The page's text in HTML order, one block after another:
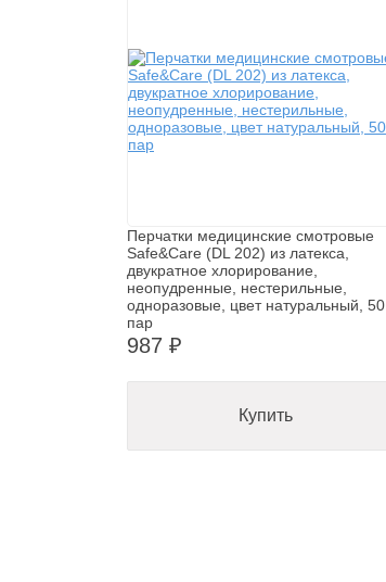
Перчатки медицинские смотровые
Safe&Care (DL 202) из латекса,
двукратное хлорирование,
неопудренные, нестерильные,
одноразовые, цвет натуральный, 50
пар
987 ₽
Купить